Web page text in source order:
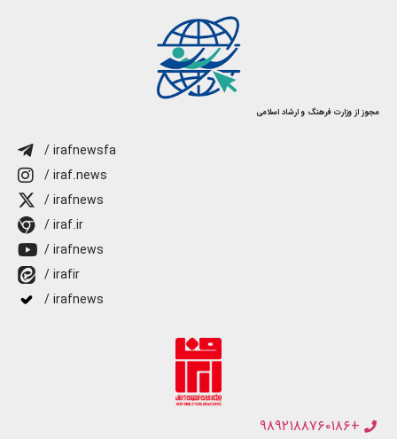
مجوز از وزارت فرهنگ و ارشاد اسلامی
/ irafnewsfa
/ iraf.news
/ irafnews
/ iraf.ir
/ irafnews
/ irafir
/ irafnews
+۹۸۹۲۱۸۸۷۶۰۱۸۶